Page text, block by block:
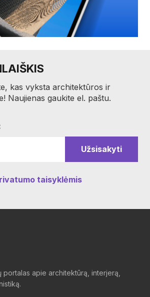
kas vyksta architektūros ir
Naujienas gaukite el. paštu.
taisyklėmis
portalas apie architektūrą, interjerą,